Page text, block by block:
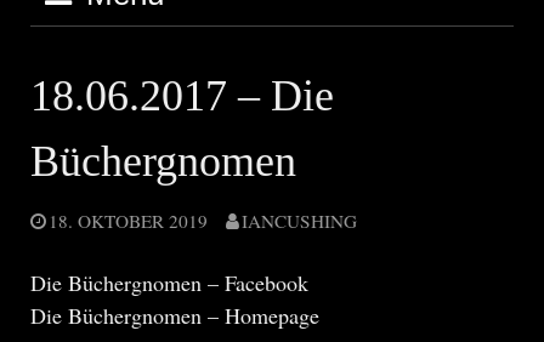
18.06.2017 – Die
Büchergnomen
18. OKTOBER 2019 IANCUSHING
Die Büchergnomen – Facebook
Die Büchergnomen – Homepage